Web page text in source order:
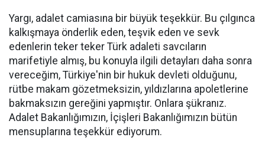
Yargı, adalet camiasına bir büyük teşekkür. Bu çılgınca
kalkışmaya önderlik eden, teşvik eden ve sevk
edenlerin teker teker Türk adaleti savcıların
marifetiyle almış, bu konuyla ilgili detayları daha sonra
vereceğim, Türkiye'nin bir hukuk devleti olduğunu,
rütbe makam gözetmeksizin, yıldızlarına apoletlerine
bakmaksızın gereğini yapmıştır. Onlara şükranız.
Adalet Bakanlığımızın, İçişleri Bakanlığımızın bütün
mensuplarına teşekkür ediyorum.